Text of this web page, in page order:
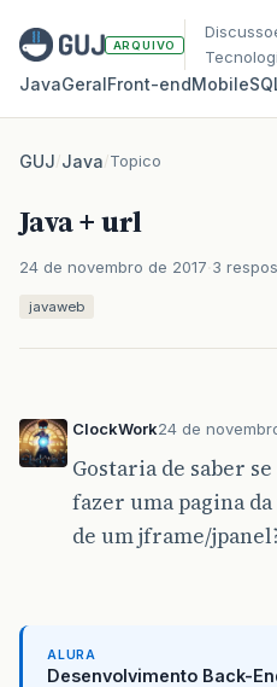
ARQUIVO
JavaGeralFront‑endMobile
GUJ/Java/Topico
Java + url
24 de novembro de 2017 3
javaweb
ClockWork24 de
Gostaria de saber
fazer uma pagina
de um jframe/
ALURA
Desenvolvimento Back-